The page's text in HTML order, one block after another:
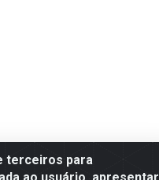
terceiros para